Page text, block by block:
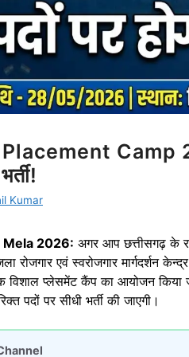
Camp
Kumar
Mela 2026: अगर आप छत्तीसगढ़ के
एवं स्वरोजगार मार्गदर्शन
प्लेसमेंट कैंप का आयोजन किया
पदों पर सीधी भर्ती की जाएगी।